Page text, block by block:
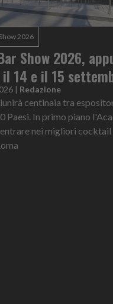
2026
Show 2026,
il 14 e il 15
| Redazione
centinaia tra
Paesi. In primo piano
nei migliori cocktail